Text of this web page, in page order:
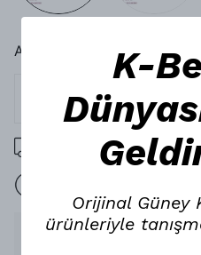
Aynı Gün Kargo
1000 TL üzeri ücretsiz
Ürün Açıklaması
K-
Orijinal Güney
ürünleriyle